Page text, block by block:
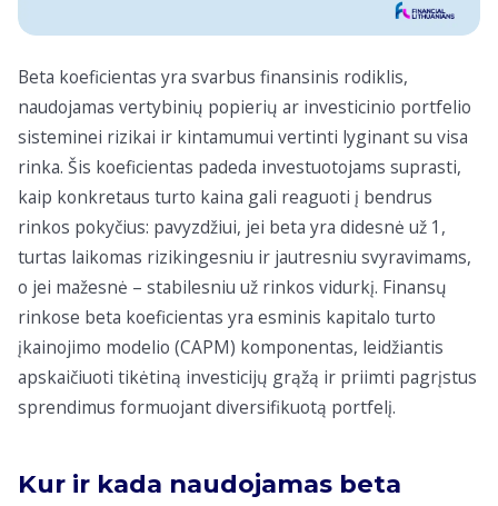
Beta koeficientas yra svarbus finansinis rodiklis,
naudojamas vertybinių popierių ar investicinio portfelio
sisteminei rizikai ir kintamumui vertinti lyginant su visa
rinka. Šis koeficientas padeda investuotojams suprasti,
kaip konkretaus turto kaina gali reaguoti į bendrus
rinkos pokyčius: pavyzdžiui, jei beta yra didesnė už 1,
turtas laikomas rizikingesniu ir jautresniu svyravimams,
o jei mažesnė – stabilesniu už rinkos vidurkį. Finansų
rinkose beta koeficientas yra esminis kapitalo turto
įkainojimo modelio (CAPM) komponentas, leidžiantis
apskaičiuoti tikėtiną investicijų grąžą ir priimti pagrįstus
sprendimus formuojant diversifikuotą portfelį.
Kur ir kada naudojamas beta